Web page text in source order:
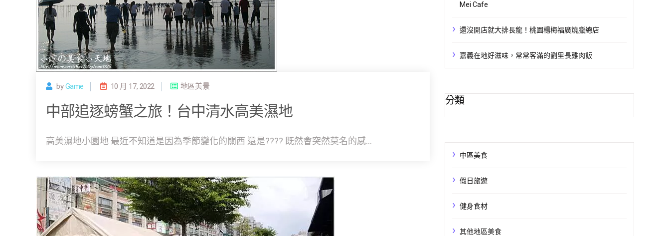
byGame 10 月 17, 2022 地區美景
中部追逐螃蟹之旅！台中清水高美濕地
高美濕地小園地 最近不知道是因為季節變化的關西 還是???? 既然會突然莫名的感...
Mei Cafe
還沒開店就大排長龍！桃園楊梅福廣燒臘總店
嘉義在地好滋味，常常客滿的劉里長雞肉飯
分類
中區美食
假日旅遊
健身食材
其他地區美食